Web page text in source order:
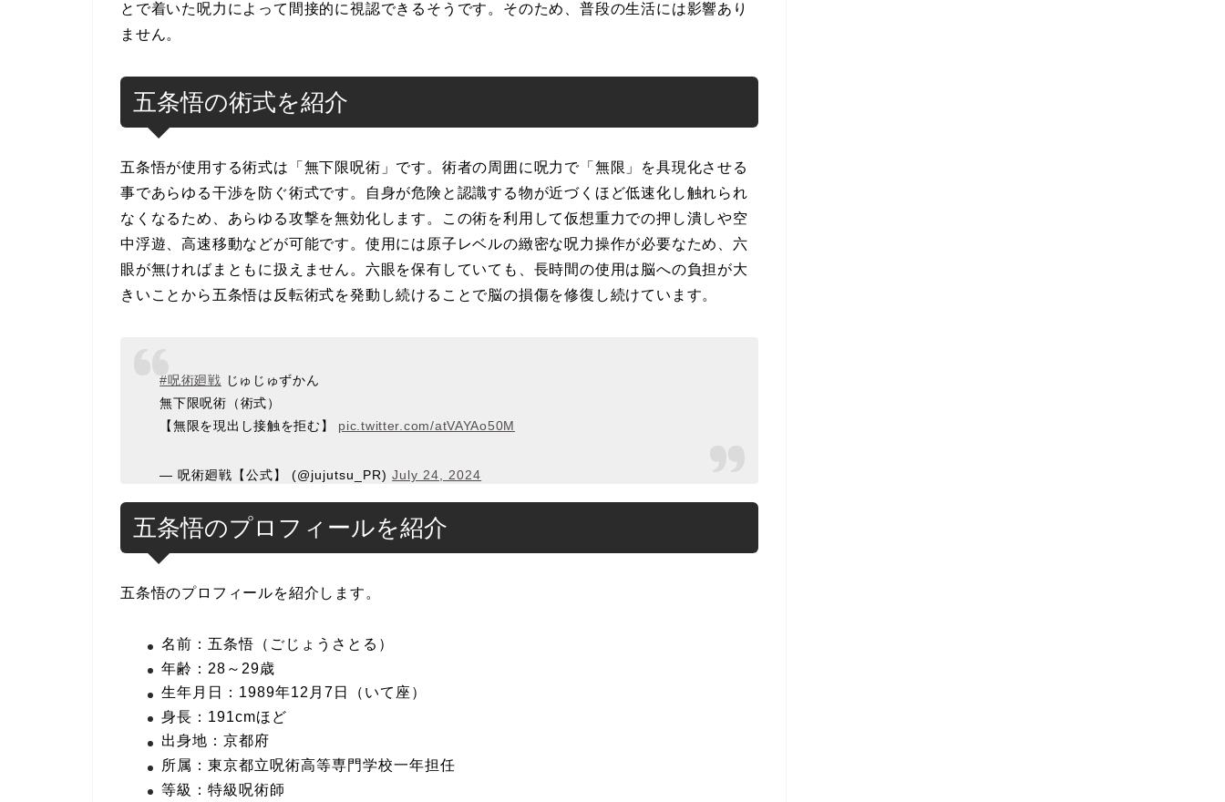
とで着いた呪力によって間接的に視認できるそうです。そのため、普段の生活には影響あり
ません。
五条悟の術式を紹介
五条悟が使用する術式は「無下限呪術」です。術者の周囲に呪力で「無限」を具現化させる
事であらゆる干渉を防ぐ術式です。自身が危険と認識する物が近づくほど低速化し触れられ
なくなるため、あらゆる攻撃を無効化します。この術を利用して仮想重力での押し潰しや空
中浮遊、高速移動などが可能です。使用には原子レベルの緻密な呪力操作が必要なため、六
眼が無ければまともに扱えません。六眼を保有していても、長時間の使用は脳への負担が大
きいことから五条悟は反転術式を発動し続けることで脳の損傷を修復し続けています。
#呪術廻戦 じゅじゅずかん
無下限呪術（術式）
【無限を現出し接触を拒む】 pic.twitter.com/atVAYAo50M
— 呪術廻戦【公式】 (@jujutsu_PR)July 24, 2024
五条悟のプロフィールを紹介
五条悟のプロフィールを紹介します。
名前：五条悟（ごじょうさとる）
年齢：28～29歳
生年月日：1989年12月7日（いて座）
身長：191cmほど
出身地：京都府
所属：東京都立呪術高等専門学校一年担任
等級：特級呪術師